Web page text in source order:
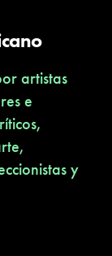
como
un ejemplo de
de Zuleta,
mujeres locales.
de las
su
un proceso de
artistas
e
y